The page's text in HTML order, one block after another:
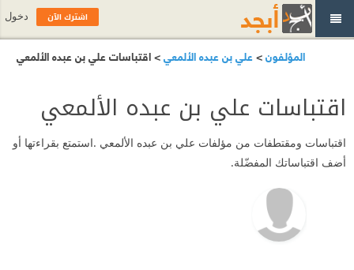
المؤلفون>علي بن عبده الألمعي> اقتباسات علي بن عبده الألمعي
اقتباسات علي بن عبده الألمعي
اقتباسات ومقتطفات من مؤلفات علي بن عبده الألمعي .استمتع بقراءتها أو
أضف اقتباساتك المفضّلة.
اشترك الآن دخول